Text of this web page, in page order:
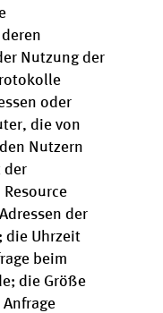
Nutzung der
oder
die von
Nutzern
der
der
die Uhrzeit
beim
die Größe